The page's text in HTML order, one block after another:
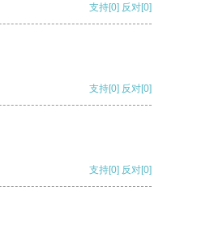
支持[0] 反对[0]
支持[0] 反对[0]
支持[0] 反对[0]